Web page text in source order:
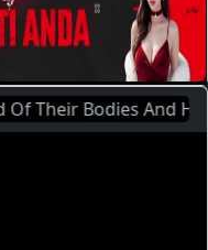
Bodies And